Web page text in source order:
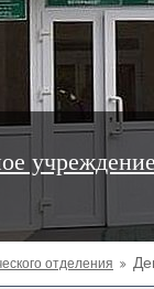
отделения